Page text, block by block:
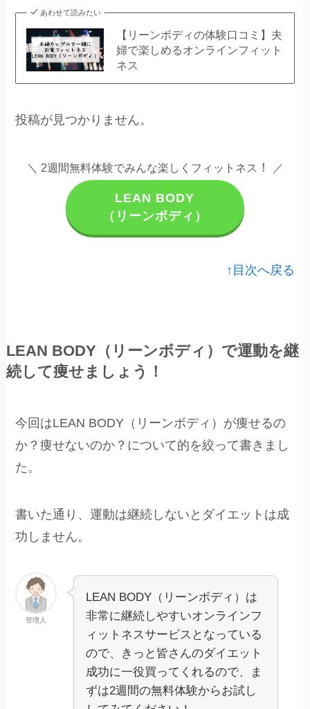
あわせて読みたい
【リーンボディの体験口コミ】夫
婦で楽しめるオンラインフィット
ネス
投稿が見つかりません。
＼ 2週間無料体験でみんな楽しくフィットネス ！ ／
LEAN BODY
（リーンボディ）
↑目次へ戻る
LEAN BODY（リーンボディ）で運動を継
続して痩せましょう！
今回はLEAN BODY（リーンボディ）が痩せるの
か？痩せないのか？について的を絞って書きまし
た。
書いた通り、運動は継続しないとダイエットは成
功しません。
管理人
LEAN BODY（リーンボディ）は
非常に継続しやすいオンラインフ
ィットネスサービスとなっている
ので、きっと皆さんのダイエット
成功に一役買ってくれるので、ま
ずは2週間の無料体験からお試し